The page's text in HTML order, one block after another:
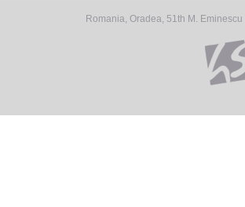
Romania, Oradea, 51th M.